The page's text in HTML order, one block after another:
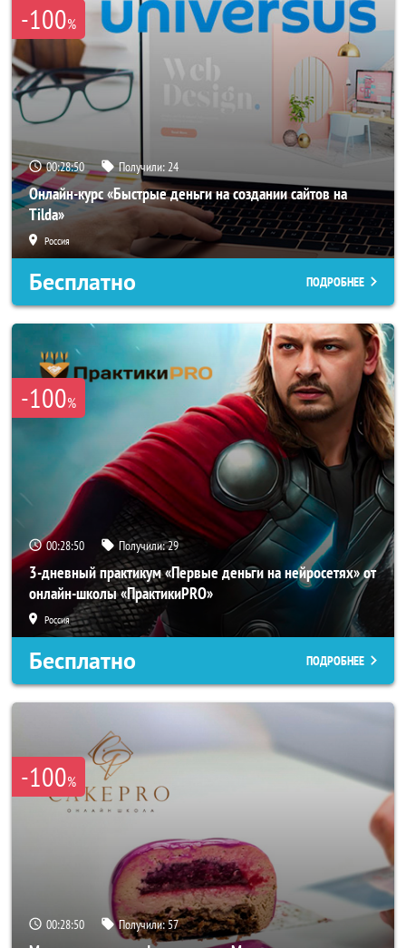
-100%
00:28:47 Получили:24
Онлайн-курс «Быстрые деньги на создании сайтов на
Tilda»
Россия
Бесплатно ПОДРОБНЕЕ
-100%
00:28:47 Получили:29
3-дневный практикум «Первые деньги на нейросетях» от
онлайн-школы «ПрактикиPRO»
Россия
Бесплатно ПОДРОБНЕЕ
-100%
00:28:47 Получили:57